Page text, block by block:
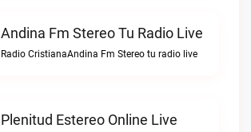
Andina Fm Stereo Tu Radio Live
Radio CristianaAndina Fm Stereo tu radio live
Plenitud Estereo Online Live